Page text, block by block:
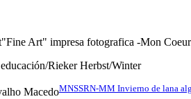
Art" impresa fotografica -Mon
Rieker Herbst/Winter
MacedoMNSSRN-MM Invierno de lana